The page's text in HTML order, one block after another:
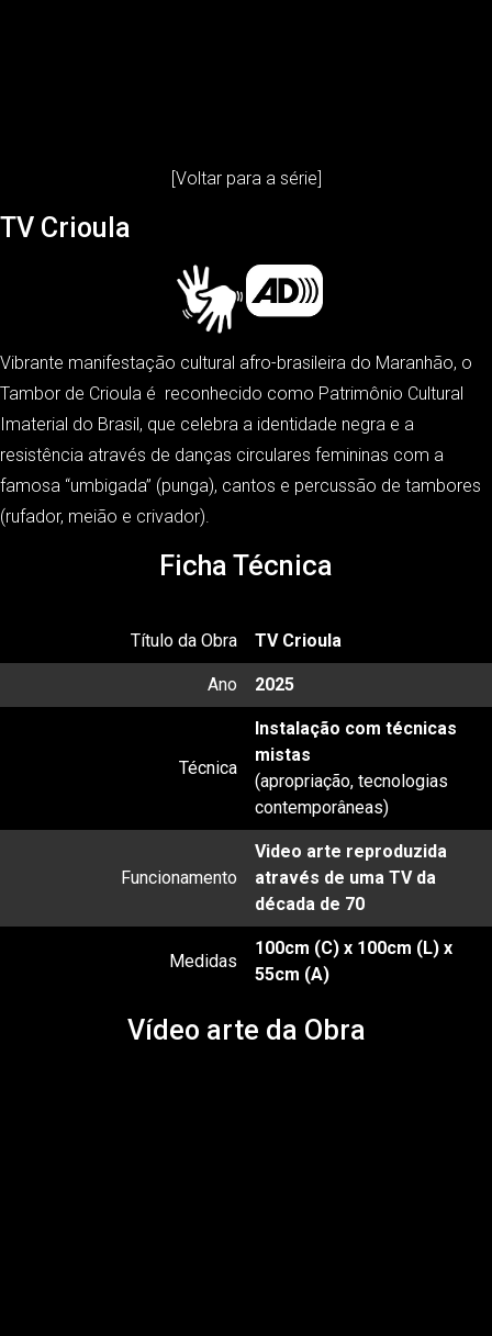
[Voltar para a série]
TV Crioula
Vibrante manifestação cultural afro-brasileira do Maranhão, o
Tambor de Crioula é reconhecido como Patrimônio Cultural
Imaterial do Brasil, que celebra a identidade negra e a
resistência através de danças circulares femininas com a
famosa “umbigada” (punga), cantos e percussão de tambores
(rufador, meião e crivador).
Ficha Técnica
Título da Obra TV Crioula
Ano 2025
Técnica
Instalação com técnicas
mistas
(apropriação, tecnologias
contemporâneas)
Funcionamento
Video arte reproduzida
através de uma TV da
década de 70
Medidas
100cm (C) x 100cm (L) x
55cm (A)
Vídeo arte da Obra